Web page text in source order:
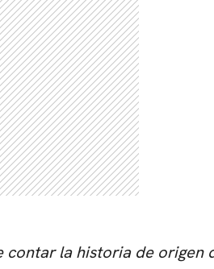
contar la historia de origen
CARREGANDO